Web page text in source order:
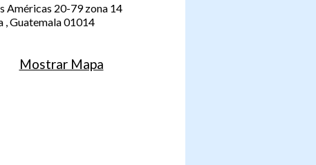
Américas 20-79 zona 14
,Guatemala01014
Mostrar Mapa